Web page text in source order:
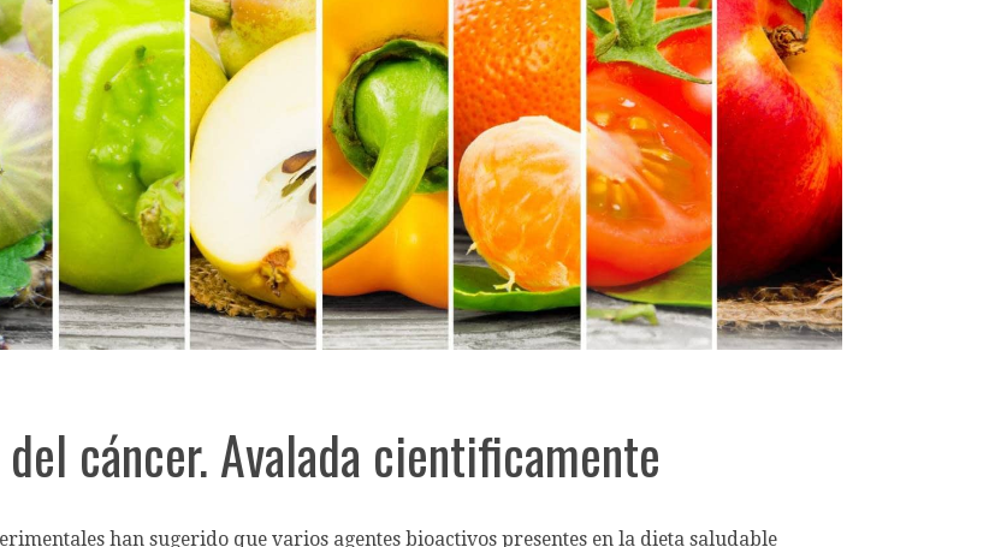
cáncer. Avalada cientificamente
han sugerido que varios agentes bioactivos presentes en la dieta saludable